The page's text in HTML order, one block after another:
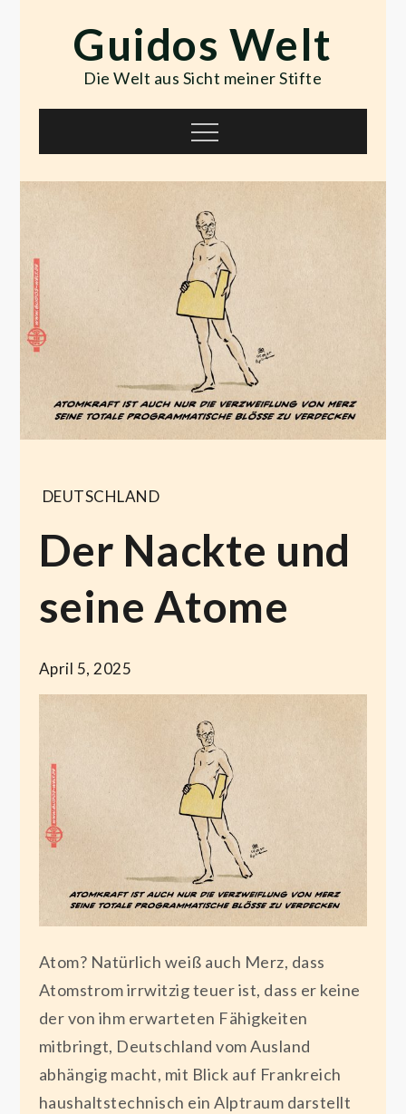
contentGuidos Welt
Die Welt aus Sicht meiner Stifte
Menu
DEUTSCHLAND
Der Nackte und
seine Atome
April 5, 2025
Atom? Natürlich weiß auch Merz, dass
Atomstrom irrwitzig teuer ist, dass er keine
der von ihm erwarteten Fähigkeiten
mitbringt, Deutschland vom Ausland
abhängig macht, mit Blick auf Frankreich
haushaltstechnisch ein Alptraum darstellt